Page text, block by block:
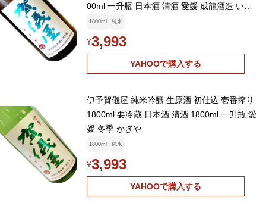
00ml 一升瓶 日本酒 清酒 愛媛 成龍酒造 いよ
かぎや
1800ml 純米
¥3,993
YAHOOで購入する
伊予賀儀屋 純米吟醸 生原酒 初仕込 壱番搾り
1800ml 要冷蔵 日本酒 清酒 1800ml 一升瓶 愛
媛 冬季 かぎや
1800ml 純米
¥3,993
YAHOOで購入する